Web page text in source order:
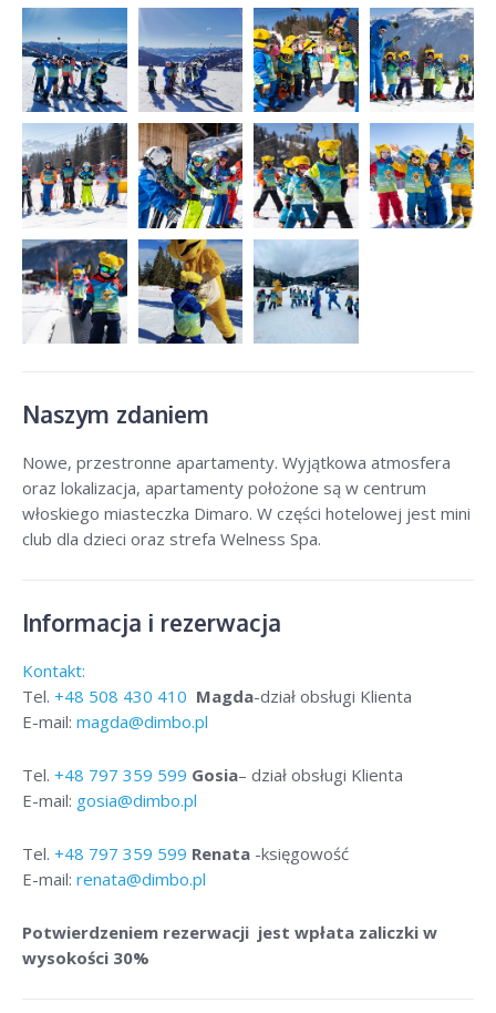
Naszym zdaniem
Nowe, przestronne apartamenty. Wyjątkowa atmosfera
oraz lokalizacja, apartamenty położone są w centrum
włoskiego miasteczka Dimaro. W części hotelowej jest mini
club dla dzieci oraz strefa Welness Spa.
Informacja i rezerwacja
Kontakt:
Tel. +48 508 430 410 Magda-dział obsługi Klienta
E-mail: magda@dimbo.pl
Tel. +48 797 359 599 Gosia– dział obsługi Klienta
E-mail: gosia@dimbo.pl
Tel. +48 797 359 599 Renata -księgowość
E-mail: renata@dimbo.pl
Potwierdzeniem rezerwacji jest wpłata zaliczki w
wysokości 30%